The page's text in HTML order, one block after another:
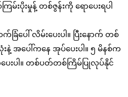
မ်းပိုးမှုန့် တစ်ဇွန်းကို ရောပေးရပါ
က်ခြံပေါ် လိမ်းပေးပါ။ ပြီးနောက် တစ်
နဲ့ အပေါ်ကနေ အုပ်ပေးပါ။ ၅ မိနစ်က
ာပေးပါ။ တစ်ပတ်တစ်ကြိမ်ပြုလုပ်နိုင်